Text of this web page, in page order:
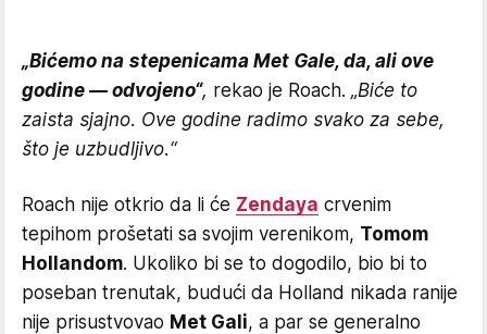
„Bićemo na stepenicama Met Gale, da, ali ove
godine — odvojeno“, rekao je Roach. „Biće to
zaista sjajno. Ove godine radimo svako za sebe,
što je uzbudljivo.“
Roach nije otkrio da li će Zendaya crvenim
tepihom prošetati sa svojim verenikom, Tomom
Hollandom. Ukoliko bi se to dogodilo, bio bi to
poseban trenutak, budući da Holland nikada ranije
nije prisustvovao Met Gali, a par se generalno